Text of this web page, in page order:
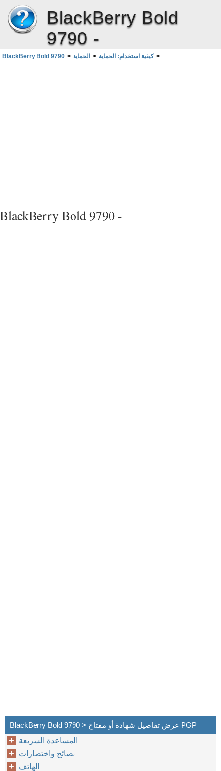
BlackBerry Bold
9790 -
BlackBerry Bold 9790 > الحماية > كيفية استخدام: الحماية >
BlackBerry Bold 9790 -
BlackBerry Bold 9790 > عرض تفاصيل شهادة أو مفتاح PGP
المساعدة السريعة
نصائح واختصارات
الهاتف